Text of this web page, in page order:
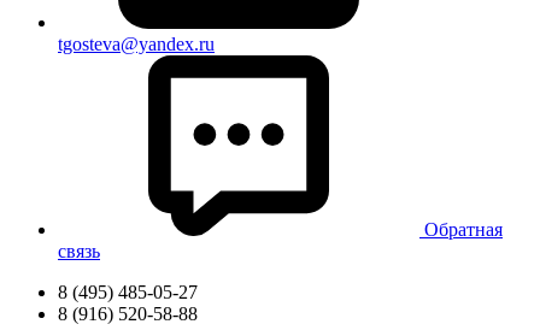
tgosteva@yandex.ru
Обратная
связь
8 (495) 485-05-27
8 (916) 520-58-88